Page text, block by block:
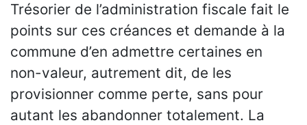
Trésorier de l’administration fiscale fait le
points sur ces créances et demande à la
commune d’en admettre certaines en
non-valeur, autrement dit, de les
provisionner comme perte, sans pour
autant les abandonner totalement. La